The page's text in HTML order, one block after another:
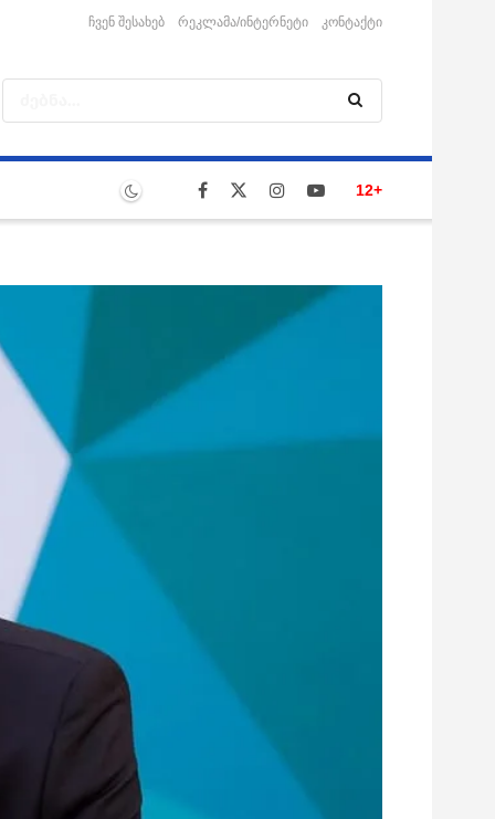
ჩვენ შესახებ რეკლამა/ინტერნეტი კონტაქტი
12+